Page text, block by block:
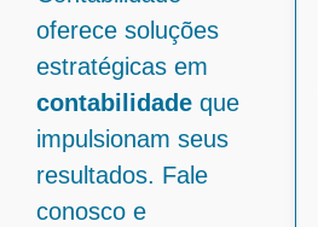
oferece soluções
estratégicas em
contabilidade que
impulsionam seus
resultados. Fale
conosco e